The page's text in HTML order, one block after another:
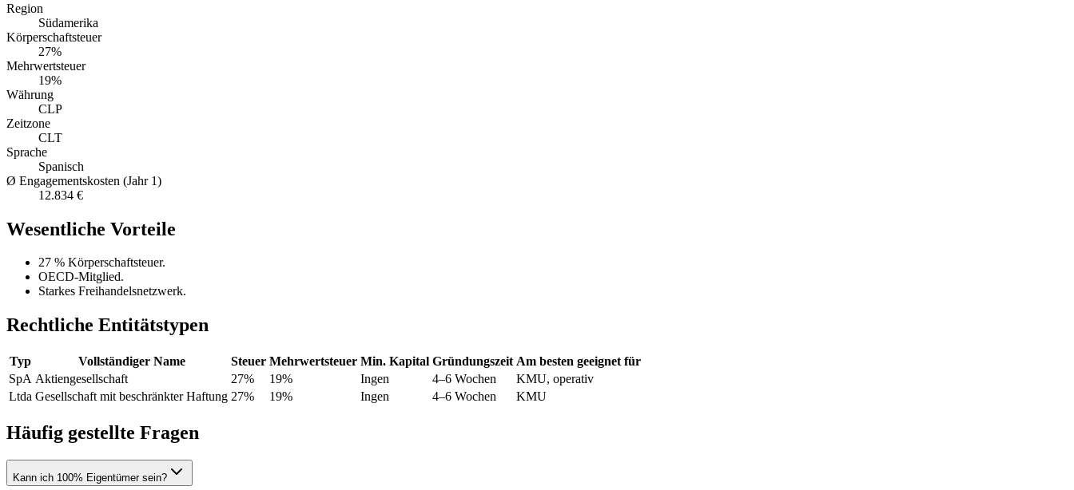
Region
Südamerika
Körperschaftsteuer
27%
Mehrwertsteuer
19%
Währung
CLP
Zeitzone
CLT
Sprache
Spanisch
Ø Engagementskosten (Jahr 1)
12.834 €
Wesentliche Vorteile
27 % Körperschaftsteuer.
OECD-Mitglied.
Starkes Freihandelsnetzwerk.
Rechtliche Entitätstypen
Typ Vollständiger Name Steuer Mehrwertsteuer Min. Kapital Gründungszeit Am besten geeignet für
SpA Aktiengesellschaft 27% 19% Ingen 4–6 Wochen
KMU, operativ
Ltda Gesellschaft mit beschränkter Haftung 27% 19% Ingen 4–6 Wochen KMU
Häufig gestellte Fragen
Kann ich 100% Eigentümer sein?